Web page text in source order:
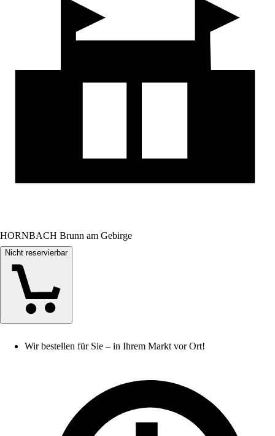
HORNBACH Brunn am Gebirge
Nicht reservierbar
Wir bestellen für Sie – in Ihrem Markt vor Ort!